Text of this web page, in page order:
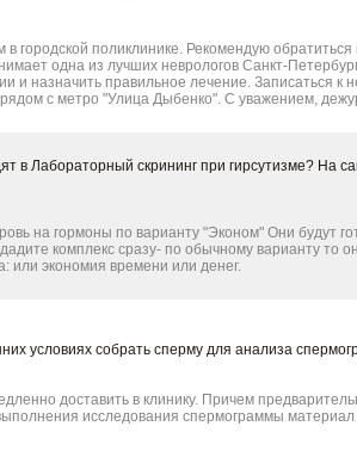
поликлинике. Рекомендую обратиться
одна из лучших неврологов Санкт-
и назначить правильное лечение. Записаться к
с метро "Улица Дыбенко". С уважением,
в Лабораторный скрининг при гирсутизме? На
на гормоны по варианту "Эконом" Они будут
комплекс сразу- по обычному варианту то
или экономия времени или денег.
условиях собрать сперму для анализа
доставить в клинику. Причем
исследования спермограммы